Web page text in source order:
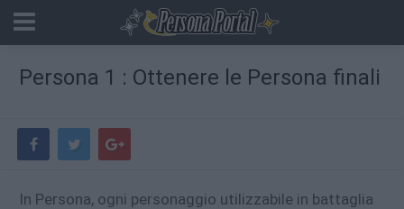
Persona 1 : Ottenere le Persona finali
In Persona, ogni personaggio utilizzabile in battaglia